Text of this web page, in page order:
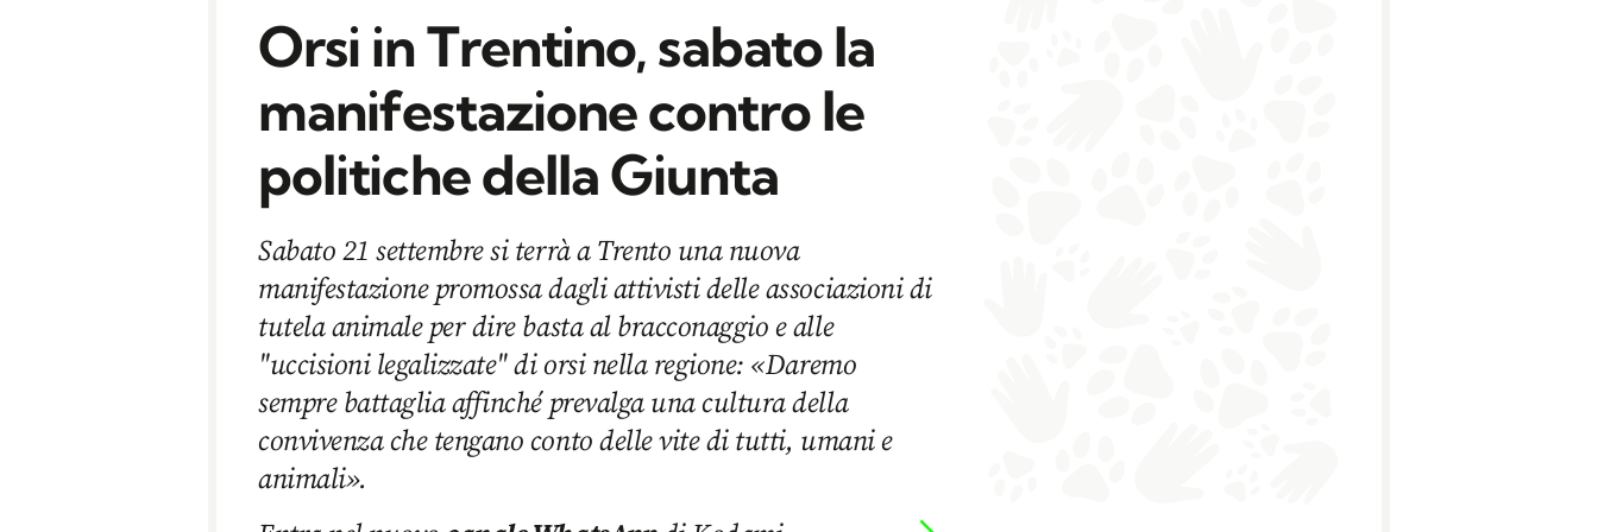
Orsi in Trentino, sabato la
manifestazione contro le
politiche della Giunta
Sabato 21 settembre si terrà a Trento una nuova
manifestazione promossa dagli attivisti delle associazioni di
tutela animale per dire basta al bracconaggio e alle
"uccisioni legalizzate" di orsi nella regione: «Daremo
sempre battaglia affinché prevalga una cultura della
convivenza che tengano conto delle vite di tutti, umani e
animali».